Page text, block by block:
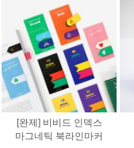
[완제] 비비드 인덱스
마그네틱 북라인마커